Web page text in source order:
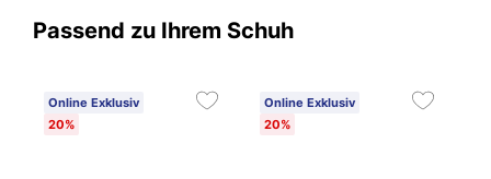
Passend zu Ihrem Schuh
Online Exklusiv
20%
Online Exklusiv
20%